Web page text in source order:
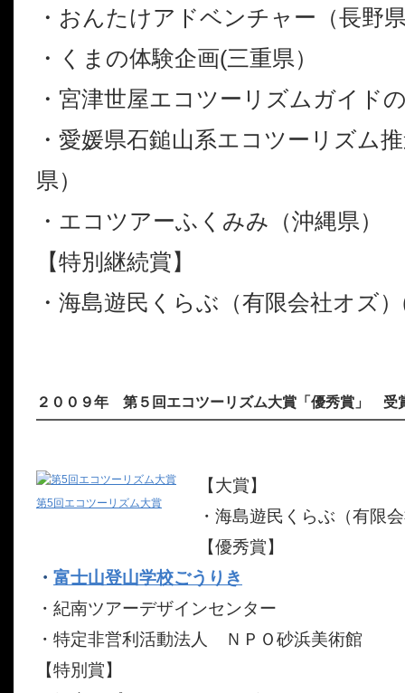
・おんたけアドベンチャー（長野
・くまの体験企画(三重県）
・宮津世屋エコツーリズムガイド
・愛媛県石鎚山系エコツーリズム
県）
・エコツアーふくみみ（沖縄県）
【特別継続賞】
・海島遊民くらぶ（有限会社オズ
２００９年 第５回エコツーリズム大賞「優秀賞」 受
第5回エコツーリズム大賞
【大賞】
・海島遊民くらぶ（有限
【優秀賞】
・ 富士山登山学校ごうりき
・紀南ツアーデザインセンター
・特定非営利活動法人 ＮＰＯ砂浜美術館
【特別賞】